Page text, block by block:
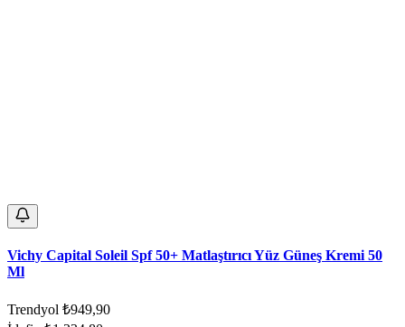
Vichy Capital Soleil Spf 50+ Matlaştırıcı Yüz Güneş Kremi 50
Ml
Trendyol ₺949,90